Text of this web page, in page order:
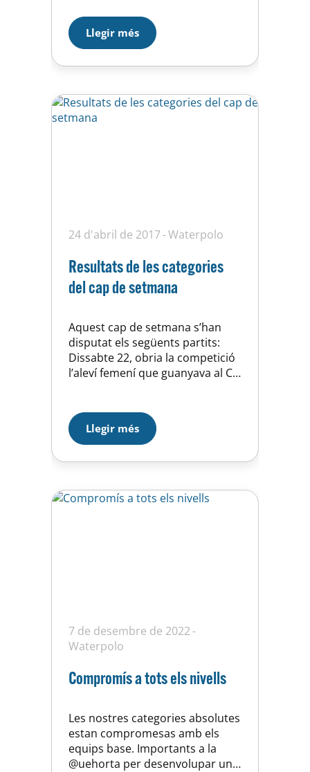
tenim equips classificats per
jugar les finals del Campionat de
Catalunya que es disputaran al
llarg del mes de juny. El cap de
Llegir més
24 d'abril de 2017 Waterpolo
Resultats de les categories
del cap de setmana
Aquest cap de setmana s’han
disputat els següents partits:
Dissabte 22, obria la competició
l’aleví femení que guanyava al CN
recuperades i van poder jugar.
Partit molt treballat en defensa,
que ens va permetre jugar amb
molta tranquil·litat. Hem
més…
Llegir més
7 de desembre de 2022
Waterpolo
Compromís a tots els nivells
Les nostres categories absolutes
estan compromesas amb els
equips base. Importants a la
@uehorta per desenvolupar un